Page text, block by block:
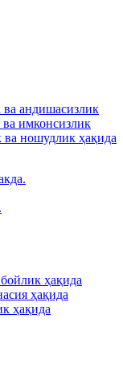
андишасизлик
имконсизлик
ва ношудлик ҳақида
ҳақида
ҳақида
ҳақида